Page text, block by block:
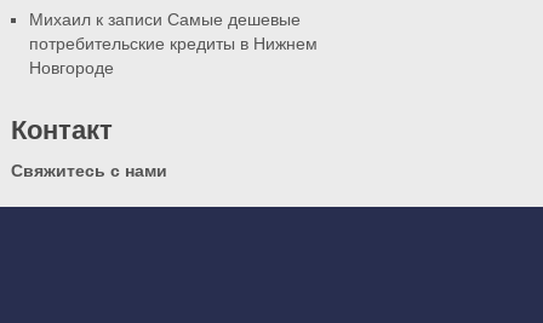
Михаил к записи Самые дешевые
потребительские кредиты в Нижнем
Новгороде
Контакт
Свяжитесь с нами